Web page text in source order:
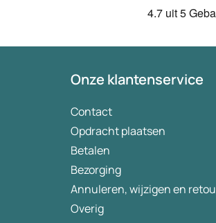
4.7uit 5
Onze klantenservice
Contact
Opdracht plaatsen
Betalen
Bezorging
Annuleren, wijzigen en
Overig